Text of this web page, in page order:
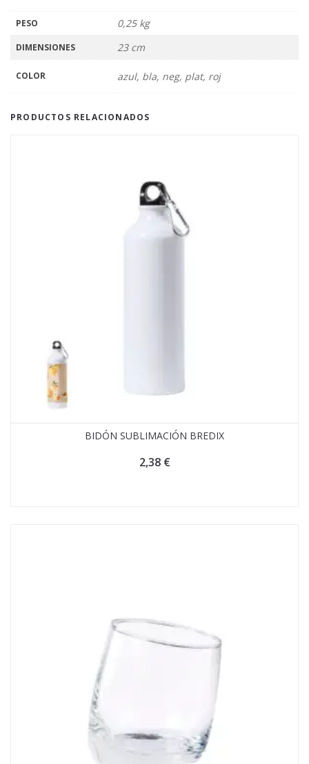
PESO 0,25 kg
DIMENSIONES 23 cm
COLOR azul, bla, neg, plat, roj
PRODUCTOS RELACIONADOS
BIDÓN SUBLIMACIÓN BREDIX
2,38 €